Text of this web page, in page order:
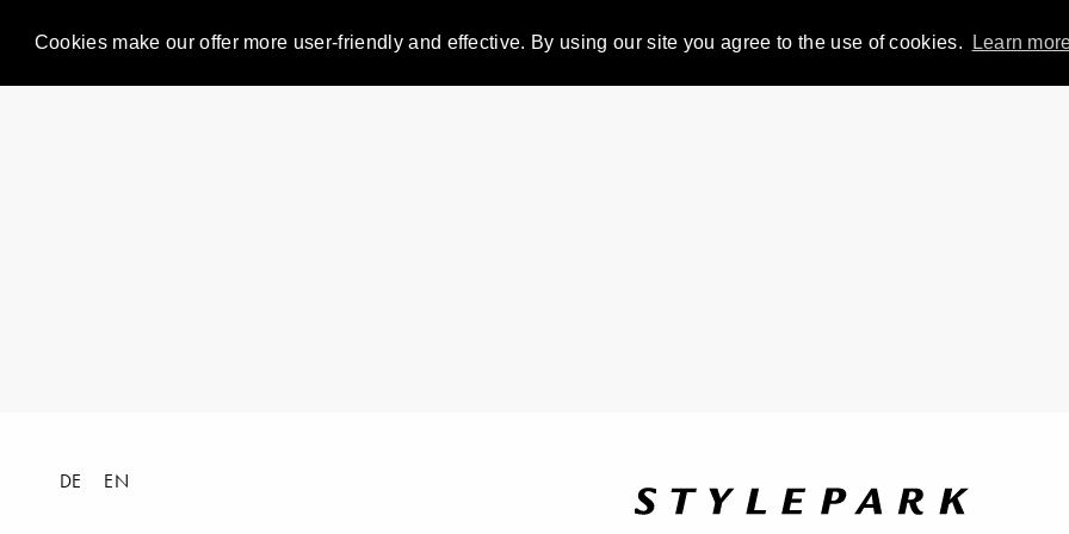
Cookies make our offer more user-friendly and effective. By using our site you agree to the use of cookies. Learn
DE EN